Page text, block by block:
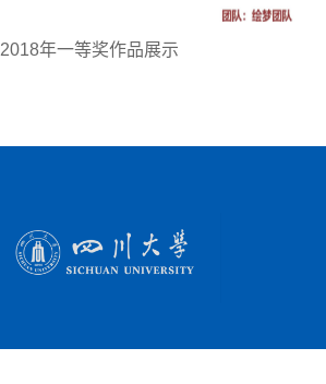
2018年一等奖作品展示